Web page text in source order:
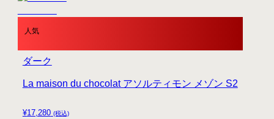
人気
¥17,280 (税込)
La maison du chocolat アソルティモン メゾン S2
ダーク